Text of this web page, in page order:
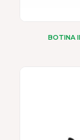
BOTINA